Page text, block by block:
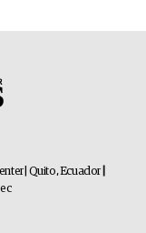
| Quito, Ecuador